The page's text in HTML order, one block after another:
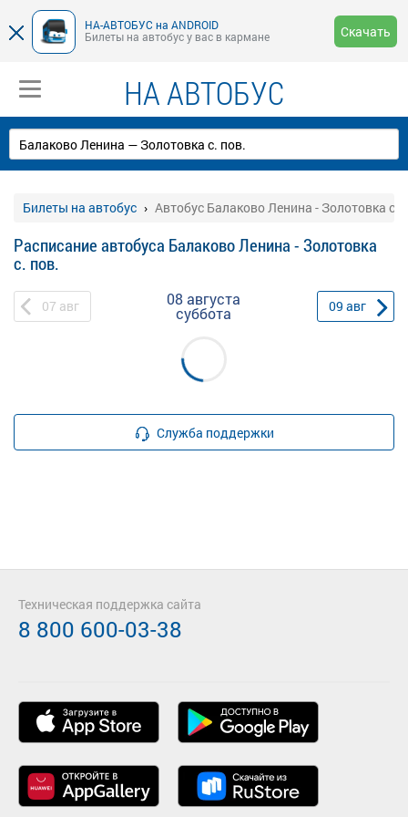
НА-АВТОБУС на ANDROID
Билеты на автобус у вас в кармане
Скачать
НА АВТОБУС
Билеты на автобус Автобус Балаково Ленина - Золотовка с.
Расписание автобуса Балаково Ленина - Золотовка
с. пов.
07 авг 08 августа
суббота 09 авг
Служба поддержки
Техническая поддержка сайта
8 800 600-03-38